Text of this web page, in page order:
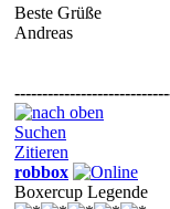
Beste Grüße
Andreas
Suchen
Zitieren
robbox
Boxercup Legende